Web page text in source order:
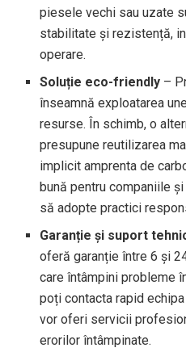
piesele vechi sau uzate
stabilitate și rezistență,
operare.
Soluție eco-friendly –
înseamnă exploatarea
resurse. În schimb, o
presupune reutilizarea
implicit amprenta de
bună pentru companiile
să adopte practici
Garanție și suport
oferă garanție între 6 și
care întâmpini probleme
poți contacta rapid
vor oferi servicii
erorilor întâmpinate.